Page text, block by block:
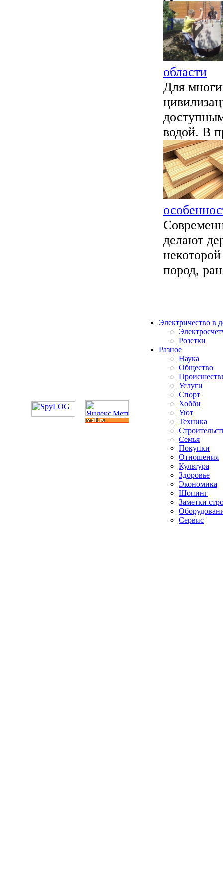
области
Для
водой. В
делают
пород,
Электричество в
Розетки
Разное
Наука
Общество
Услуги
Спорт
Хобби
Уют
Техника
Семья
Покупки
Отношения
Культура
Здоровье
Экономика
Шопинг
Заметки
Сервис